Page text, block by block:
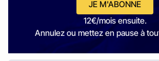
JE M'ABONNE
12€/mois ensuite.
Annulez ou mettez en pause à